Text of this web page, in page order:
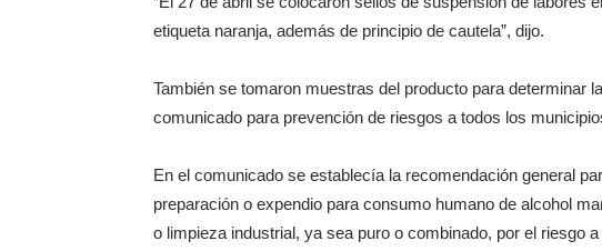
etiqueta naranja, además de principio de cautela”, dijo.
También se tomaron muestras del producto para determinar
comunicado para prevención de riesgos a todos los
En el comunicado se establecía la recomendación general
preparación o expendio para consumo humano de alcohol
o limpieza industrial, ya sea puro o combinado, por el riesgo a